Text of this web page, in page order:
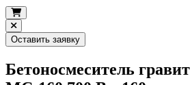
Оставить заявку
Бетоносмеситель